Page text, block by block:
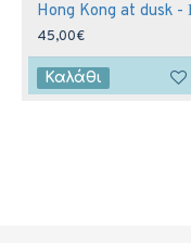
45,00€
Καλάθι